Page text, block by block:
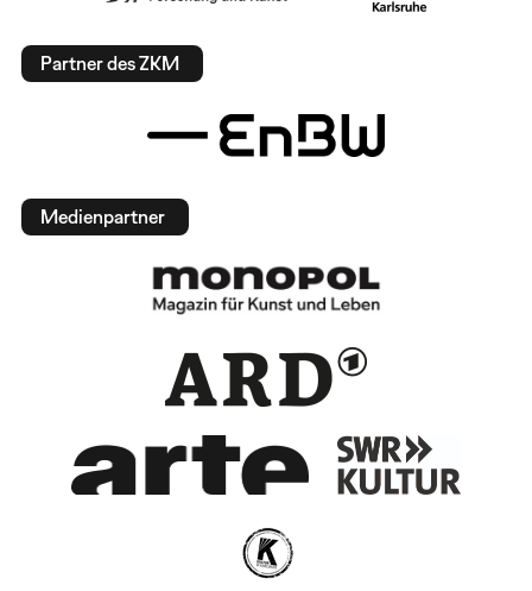
Partner des ZKM
Medienpartner